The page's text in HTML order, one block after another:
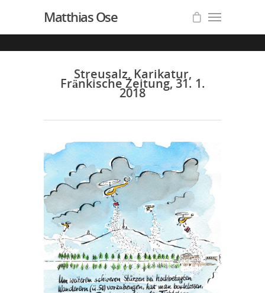
Matthias Ose
Streusalz, Karikatur,
Fränkische Zeitung, 31. 1.
2018